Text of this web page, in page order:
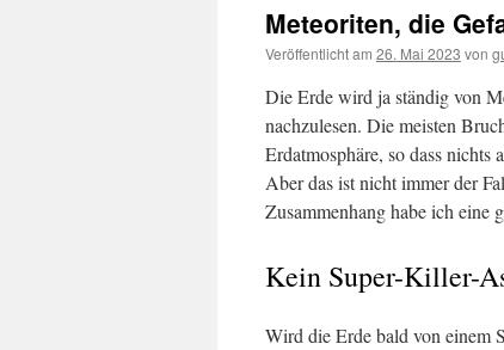
Meteoriten, die
Veröffentlicht am 26. Mai 2023 von
Die Erde wird ja ständig von
nachzulesen. Die meisten
Erdatmosphäre, so dass
Aber das ist nicht immer der
Zusammenhang habe ich eine
Kein Super-Killer-
Wird die Erde bald von einem